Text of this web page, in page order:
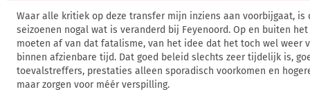
Waar alle kritiek op deze transfer mijn inziens aan voorbijgaat, is
seizoenen nogal wat is veranderd bij Feyenoord. Op en buiten
moeten af van dat fatalisme, van het idee dat het toch wel weer
binnen afzienbare tijd. Dat goed beleid slechts zeer tijdelijk is,
toevalstreffers, prestaties alleen sporadisch voorkomen en
maar zorgen voor méér verspilling.